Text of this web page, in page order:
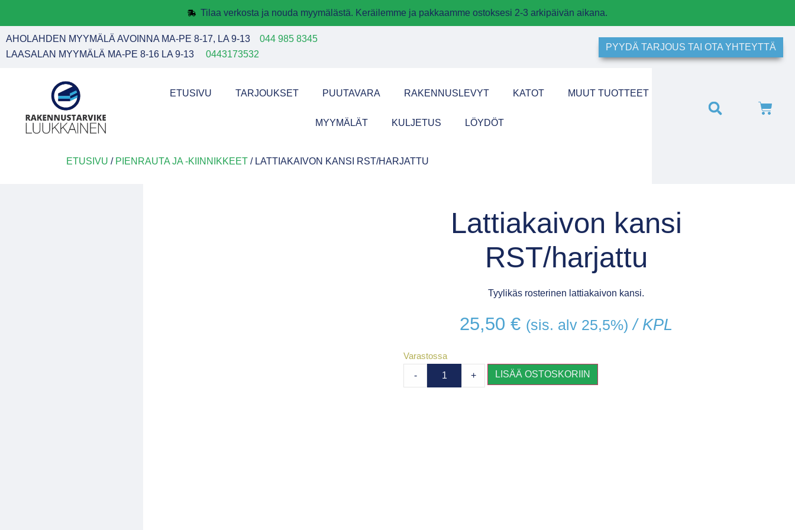
Tilaa verkosta ja nouda myymälästä. Keräilemme ja pakkaamme ostoksesi 2-3 arkipäivän aikana.
AHOLAHDEN MYYMÄLÄ AVOINNA MA-PE 8-17, LA 9-13 044 985 8345
LAASALAN MYYMÄLÄ MA-PE 8-16 LA 9-13
0443173532
PYYDÄ TARJOUS TAI OTA YHTEYTTÄ
ETUSIVU TARJOUKSET PUUTAVARA RAKENNUSLEVYT KATOT MUUT TUOTTEET
MYYMÄLÄT KULJETUS LÖYDÖT
ETUSIVU / PIENRAUTA JA -KIINNIKKEET / LATTIAKAIVON KANSI RST/HARJATTU
Lattiakaivon kansi
RST/harjattu
Tyylikäs rosterinen lattiakaivon kansi.
25,50 € (sis. alv 25,5%) / KPL
Varastossa
- + LISÄÄ OSTOSKORIIN